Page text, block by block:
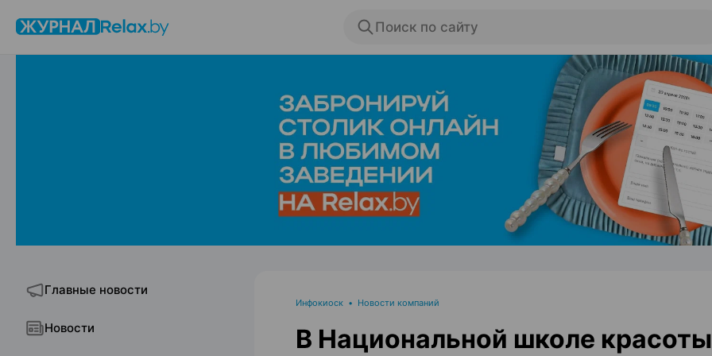
Поиск по сайту
ЭФФЕКТИВНАЯ РЕКЛАМА НА САЙТЕ
Главные новости
Новости
Инфокиоск • Новости компаний
В Национальной школе красоты